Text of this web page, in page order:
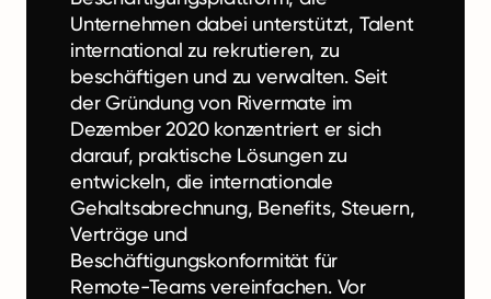
Unternehmen dabei unterstützt, Talent
international zu rekrutieren, zu
beschäftigen und zu verwalten. Seit
der Gründung von Rivermate im
Dezember 2020 konzentriert er sich
darauf, praktische Lösungen zu
entwickeln, die internationale
Gehaltsabrechnung, Benefits, Steuern,
Verträge und
Beschäftigungskonformität für
Remote-Teams vereinfachen. Vor